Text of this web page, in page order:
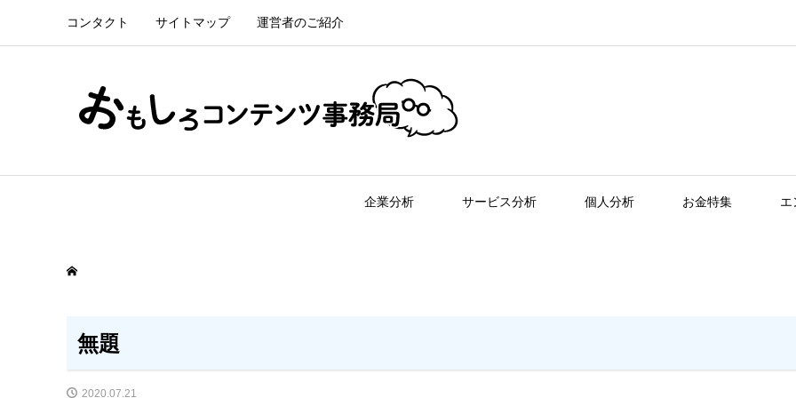
コンタクト サイトマップ 運営者のご紹介
企業分析 サービス分析 個人分析 お金特集 エ
無題
2020.07.21